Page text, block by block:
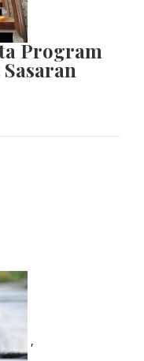
Program
,